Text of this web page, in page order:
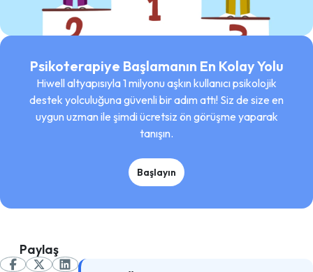
Psikoterapiye Başlamanın En Kolay Yolu
Hiwell altyapısıyla 1 milyonu aşkın kullanıcı psikolojik
destek yolculuğuna güvenli bir adım attı! Siz de size en
uygun uzman ile şimdi ücretsiz ön görüşme yaparak
tanışın.
Başlayın
Paylaş